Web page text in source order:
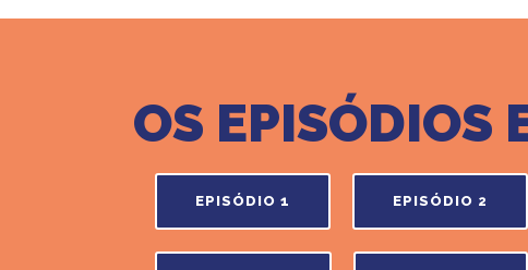
OS EPISÓDIOS
EPISÓDIO 1 EPISÓDIO 2